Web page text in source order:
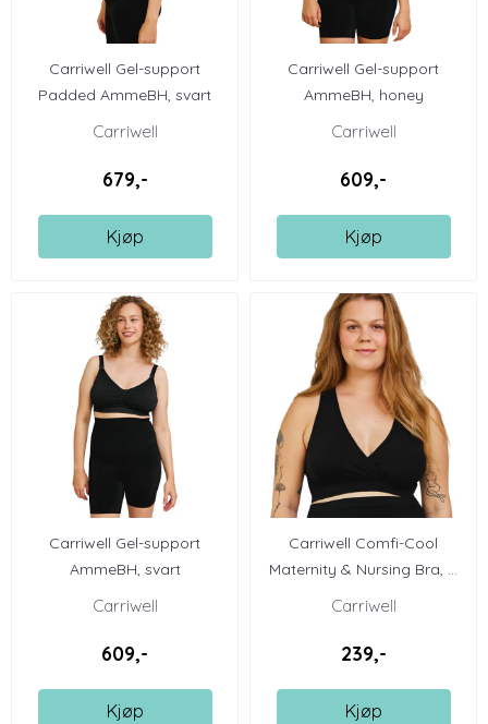
Carriwell Gel-support
Padded AmmeBH, svart
Carriwell
679,-
Kjøp
Carriwell Gel-support
AmmeBH, honey
Carriwell
609,-
Kjøp
Carriwell Gel-support
AmmeBH, svart
Carriwell
609,-
Kjøp
Carriwell Comfi-Cool
Maternity & Nursing Bra, ...
Carriwell
239,-
Kjøp